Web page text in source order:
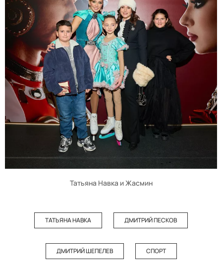
Татьяна Навка и Жасмин
ТАТЬЯНА НАВКА ДМИТРИЙ ПЕСКОВ
ДМИТРИЙ ШЕПЕЛЕВ СПОРТ